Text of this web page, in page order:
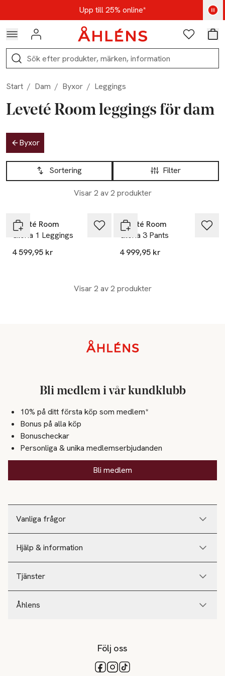
Hoppa till navigationsmenynUpp till 25% online*
Kod: AUG25 - Shoppa nu
Logga in Favoriter
Sök
Start / Dam / Byxor / Leggings
Leveté Room leggings för dam
Hoppa till produktsidan
Byxor
Hoppa till produktsidan
Filter
Sortering
Visar 2 av 2 produkter
Lista över produkter
Leveté Room
Gloria 1 Leggings
4 599,95 kr
Leveté Room
Gloria 3 Pants
4 999,95 kr
Visar 2 av 2 produkter
Vanliga frågor
Hjälp & information
Tjänster
Åhlens
Bli medlem i vår kundklubb
10% på ditt första köp som medlem*
Bonus på alla köp
Bonuscheckar
Personliga & unika medlemserbjudanden
Bli medlem
Följ oss